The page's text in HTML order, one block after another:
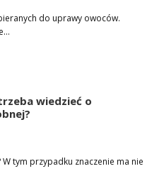
do uprawy owoców.
wiedzieć o
tym przypadku znaczenie ma nie